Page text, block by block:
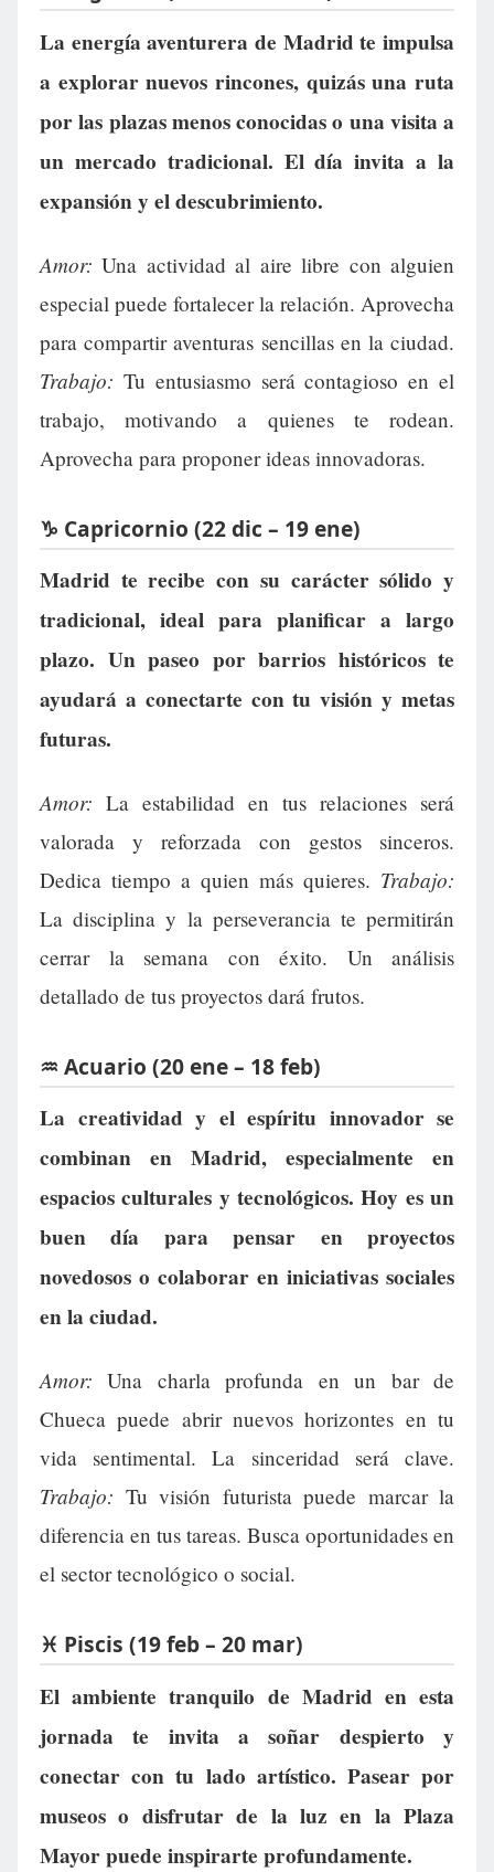
La energía aventurera de Madrid te impulsa
a explorar nuevos rincones, quizás una ruta
por las plazas menos conocidas o una visita a
un mercado tradicional. El día invita a la
expansión y el descubrimiento.
Amor: Una actividad al aire libre con alguien
especial puede fortalecer la relación. Aprovecha
para compartir aventuras sencillas en la ciudad.
Trabajo: Tu entusiasmo será contagioso en el
trabajo, motivando a quienes te rodean.
Aprovecha para proponer ideas innovadoras.
♑ Capricornio (22 dic – 19 ene)
Madrid te recibe con su carácter sólido y
tradicional, ideal para planificar a largo
plazo. Un paseo por barrios históricos te
ayudará a conectarte con tu visión y metas
futuras.
Amor: La estabilidad en tus relaciones será
valorada y reforzada con gestos sinceros.
Dedica tiempo a quien más quieres. Trabajo:
La disciplina y la perseverancia te permitirán
cerrar la semana con éxito. Un análisis
detallado de tus proyectos dará frutos.
♒ Acuario (20 ene – 18 feb)
La creatividad y el espíritu innovador se
combinan en Madrid, especialmente en
espacios culturales y tecnológicos. Hoy es un
buen día para pensar en proyectos
novedosos o colaborar en iniciativas sociales
en la ciudad.
Amor: Una charla profunda en un bar de
Chueca puede abrir nuevos horizontes en tu
vida sentimental. La sinceridad será clave.
Trabajo: Tu visión futurista puede marcar la
diferencia en tus tareas. Busca oportunidades en
el sector tecnológico o social.
♓ Piscis (19 feb – 20 mar)
El ambiente tranquilo de Madrid en esta
jornada te invita a soñar despierto y
conectar con tu lado artístico. Pasear por
museos o disfrutar de la luz en la Plaza
Mayor puede inspirarte profundamente.